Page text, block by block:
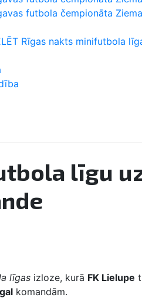
futbola čempionāta
Rīgas nakts minifutbola
līgu
līgas izloze, kurā FK Lielupe
komandām.